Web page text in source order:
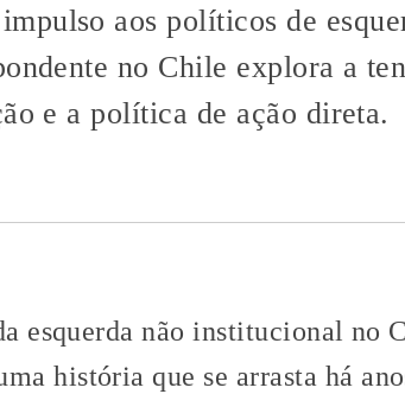
aos políticos de
no Chile explora a
e a política de ação direta.
esquerda não institucional no
história que se arrasta há